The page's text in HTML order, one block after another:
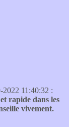
11:40:32 :
rapide dans les
vivement.